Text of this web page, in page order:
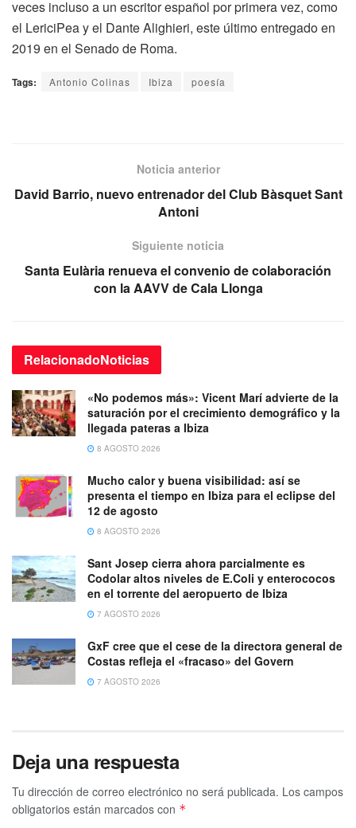
veces incluso a un escritor español por primera vez, como
el LericiPea y el Dante Alighieri, este último entregado en
2019 en el Senado de Roma.
Tags: Antonio Colinas Ibiza poesía
Noticia anterior
David Barrio, nuevo entrenador del Club Bàsquet Sant
Antoni
Siguiente noticia
Santa Eulària renueva el convenio de colaboración
con la AAVV de Cala Llonga
RelacionadoNoticias
«No podemos más»: Vicent Marí advierte de la
saturación por el crecimiento demográfico y la
llegada pateras a Ibiza
8 AGOSTO 2026
Mucho calor y buena visibilidad: así se
presenta el tiempo en Ibiza para el eclipse del
12 de agosto
8 AGOSTO 2026
Sant Josep cierra ahora parcialmente es
Codolar altos niveles de E.Coli y enterococos
en el torrente del aeropuerto de Ibiza
7 AGOSTO 2026
GxF cree que el cese de la directora general de
Costas refleja el «fracaso» del Govern
7 AGOSTO 2026
Deja una respuesta
Tu dirección de correo electrónico no será publicada. Los campos
obligatorios están marcados con *